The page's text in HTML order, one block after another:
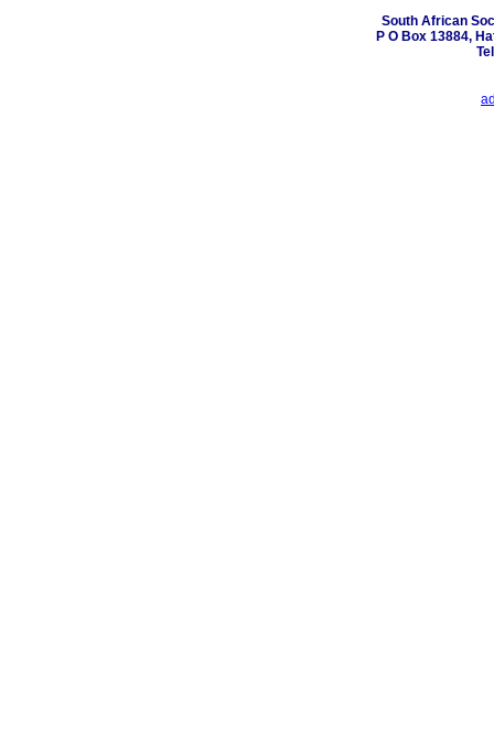
South African
P O Box 13884,